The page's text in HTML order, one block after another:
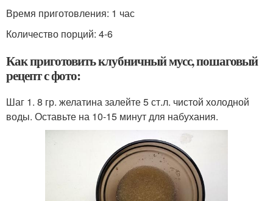
Время приготовления: 1 час
Количество порций: 4-6
Как приготовить клубничный мусс, пошаговый
рецепт с фото:
Шаг 1. 8 гр. желатина залейте 5 ст.л. чистой холодной
воды. Оставьте на 10-15 минут для набухания.